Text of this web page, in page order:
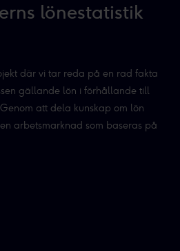
lönestatistik
där vi tar reda på en rad fakta
gällande lön i förhållande till
att dela kunskap om lön
arbetsmarknad som baseras på